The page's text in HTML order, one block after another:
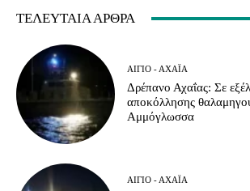
ΤΕΛΕΥΤΑΊΑ ΆΡΘΡΑ
ΑΊΓΙΟ - ΑΧΑΪ́Α
Δρέπανο Αχαΐας: Σε
αποκόλλησης
Αμμόγλωσσα
ΑΊΓΙΟ - ΑΧΑΪ́Α